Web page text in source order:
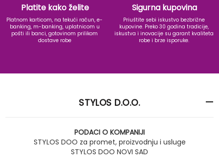
Platite kako želite
Platnom karticom, na tekući račun, e-
banking, m-banking, uplatnicom u
pošti ili banci, gotovinom prilikom
dostave robe
Sigurna kupovina
Priuštite sebi iskustvo bezbrižne
kupovine. Preko 30 godina tradicije,
iskustva i inovacije su garant kvaliteta
robe i brze isporuke.
STYLOS D.O.O.
PODACI O KOMPANIJI
STYLOS DOO za promet, proizvodnju i usluge
STYLOS DOO NOVI SAD